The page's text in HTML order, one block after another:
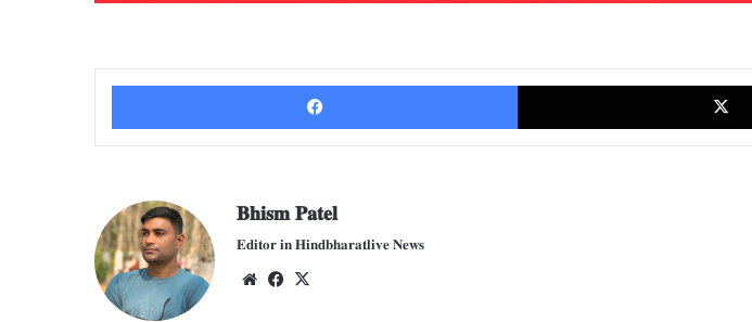
Facebook
𝐁𝐡𝐢𝐬𝐦 𝐏𝐚𝐭𝐞𝐥
𝐄𝐝𝐢𝐭𝐨𝐫 𝐢𝐧 𝐇𝐢𝐧𝐝𝐛𝐡𝐚𝐫𝐚𝐭𝐥𝐢𝐯𝐞 𝐍𝐞𝐰𝐬
We
Fac